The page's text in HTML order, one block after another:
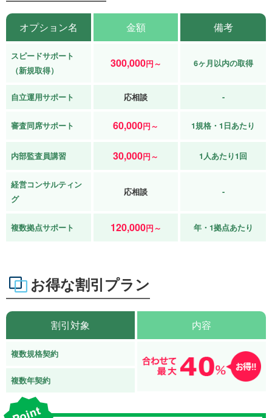
オプション名 金額 備考
スピードサポート
（新規取得）
300,000円～ 6ヶ月以内の取得
自立運用サポート 応相談 -
審査同席サポート 60,000円～ 1規格・1日あたり
内部監査員講習 30,000円～ 1人あたり1回
経営コンサルティン
グ
応相談 -
複数拠点サポート 120,000円～ 年・1拠点あたり
お得な割引プラン
割引対象 内容
複数規格契約
複数年契約